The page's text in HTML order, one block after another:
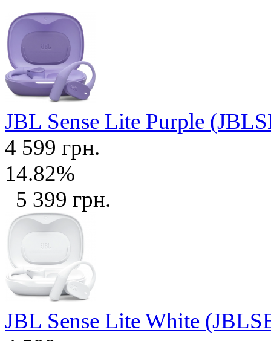
JBL Sense Lite Purple
4 599 грн.
14.82%
5 399 грн.
JBL Sense Lite White